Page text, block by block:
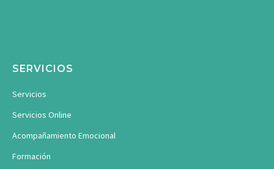
SERVICIOS
Servicios
Servicios Online
Acompañamiento Emocional
Formación